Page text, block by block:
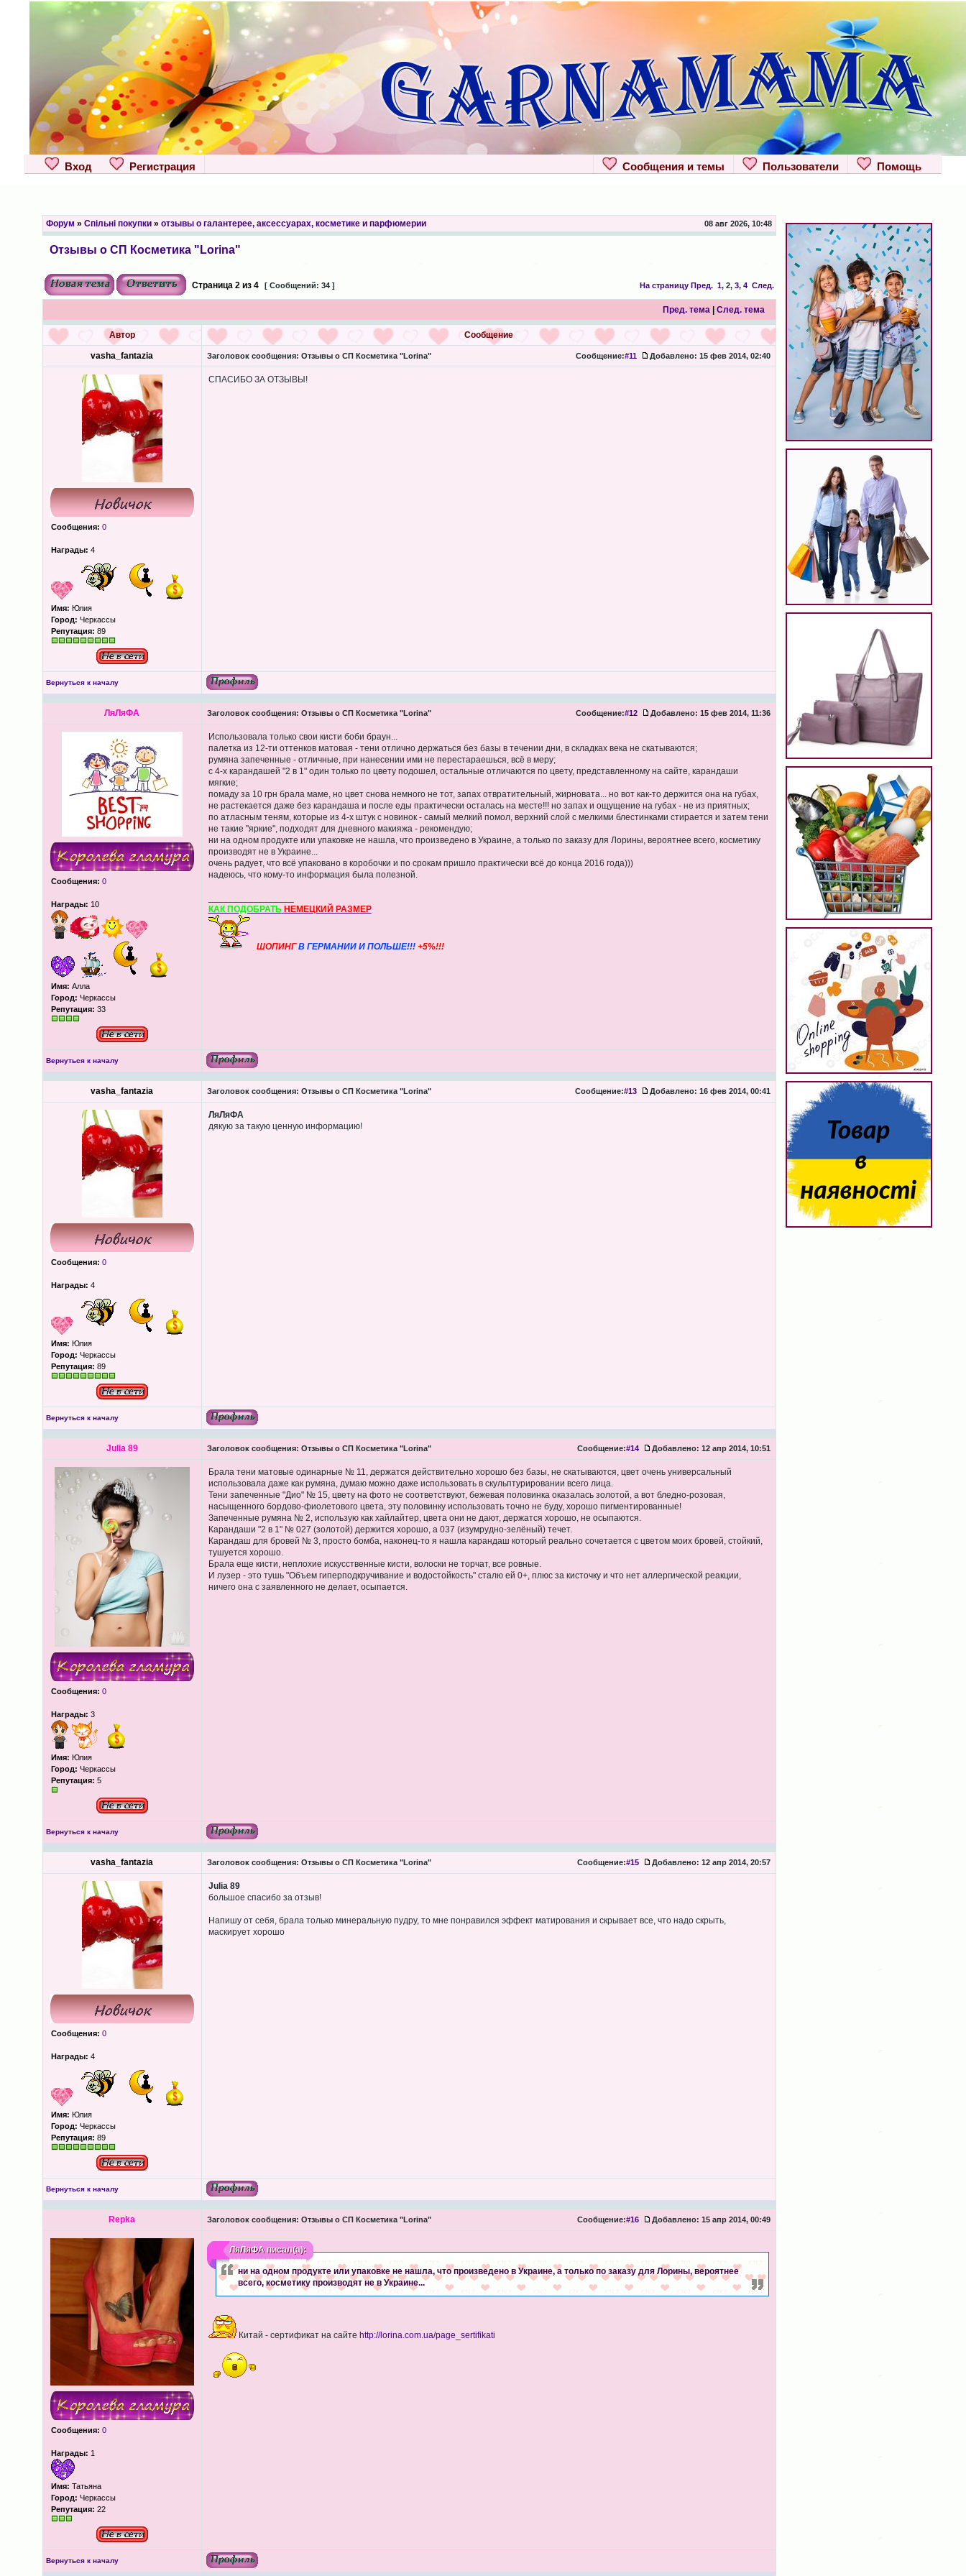
Вход Регистрация Помощь
Пользователи
Сообщения и темы
Форум » Спільні покупки» отзывы о галантерее, аксессуарах, косметике и парфюмерии 08 авг 2026, 10:48
Отзывы о СП Косметика "Lorina"
Страница 2из 4 [ Сообщений: 34 ] На страницу Пред. 1, 2, 3, 4 След.
Пред. тема| След. тема
Автор Сообщение
vasha_fantazia Заголовок сообщения: Отзывы о СП Косметика "Lorina" Сообщение:#11 Добавлено: 15 фев 2014, 02:40
Сообщения: 0
Награды: 4
Имя: Юлия
Город: Черкассы
Репутация: 89
СПАСИБО ЗА ОТЗЫВЫ!
Вернуться к началу
ЛяЛяФА Заголовок сообщения: Отзывы о СП Косметика "Lorina" Сообщение:#12 Добавлено: 15 фев 2014, 11:36
Сообщения: 0
Награды: 10
Имя: Алла
Город: Черкассы
Репутация: 33
Использовала только свои кисти боби браун...
палетка из 12-ти оттенков матовая - тени отлично держаться без базы в течении дни, в складках века не скатываются;
румяна запеченные - отличные, при нанесении ими не перестараешься, всё в меру;
с 4-х карандашей "2 в 1" один только по цвету подошел, остальные отличаются по цвету, представленному на сайте, карандаши
мягкие;
помаду за 10 грн брала маме, но цвет снова немного не тот, запах отвратительный, жирновата... но вот как-то держится она на губах,
не растекается даже без карандаша и после еды практически осталась на месте!!! но запах и ощущение на губах - не из приятных;
по атласным теням, которые из 4-х штук с новинок - самый мелкий помол, верхний слой с мелкими блестинками стирается и затем тени
не такие "яркие", подходят для дневного макияжа - рекомендую;
ни на одном продукте или упаковке не нашла, что произведено в Украине, а только по заказу для Лорины, вероятнее всего, косметику
производят не в Украине...
очень радует, что всё упаковано в коробочки и по срокам пришло практически всё до конца 2016 года)))
надеюсь, что кому-то информация была полезной.
КАК ПОДОБРАТЬ НЕМЕЦКИЙ РАЗМЕР
ШОПИНГВ ГЕРМАНИИ И ПОЛЬШЕ!!! +5%!!!
Вернуться к началу
vasha_fantazia Заголовок сообщения: Отзывы о СП Косметика "Lorina" Сообщение:#13 Добавлено: 16 фев 2014, 00:41
Сообщения: 0
Награды: 4
Имя: Юлия
Город: Черкассы
Репутация: 89
ЛяЛяФА
дякую за такую ценную информацию!
Вернуться к началу
Julia 89 Заголовок сообщения: Отзывы о СП Косметика "Lorina" Сообщение:#14 Добавлено: 12 апр 2014, 10:51
Сообщения: 0
Награды: 3
Имя: Юлия
Город: Черкассы
Репутация: 5
Брала тени матовые одинарные № 11, держатся действительно хорошо без базы, не скатываются, цвет очень универсальный
использовала даже как румяна, думаю можно даже использовать в скульптурировании всего лица.
Тени запеченные "Дио" № 15, цвету на фото не соответствуют, бежевая половинка оказалась золотой, а вот бледно-розовая,
насыщенного бордово-фиолетового цвета, эту половинку использовать точно не буду, хорошо пигментированные!
Запеченные румяна № 2, использую как хайлайтер, цвета они не дают, держатся хорошо, не осыпаются.
Карандаши "2 в 1" № 027 (золотой) держится хорошо, а 037 (изумрудно-зелёный) течет.
Карандаш для бровей № 3, просто бомба, наконец-то я нашла карандаш который реально сочетается с цветом моих бровей, стойкий,
тушуется хорошо.
Брала еще кисти, неплохие искусственные кисти, волоски не торчат, все ровные.
И лузер - это тушь "Объем гиперподкручивание и водостойкость" сталю ей 0+, плюс за кисточку и что нет аллергической реакции,
ничего она с заявленного не делает, осыпается.
Вернуться к началу
vasha_fantazia Заголовок сообщения: Отзывы о СП Косметика "Lorina" Сообщение:#15 Добавлено: 12 апр 2014, 20:57
Сообщения: 0
Награды: 4
Имя: Юлия
Город: Черкассы
Репутация: 89
Julia 89
большое спасибо за отзыв!
Напишу от себя, брала только минеральную пудру, то мне понравился эффект матирования и скрывает все, что надо скрыть,
маскирует хорошо
Вернуться к началу
Repka Заголовок сообщения: Отзывы о СП Косметика "Lorina" Сообщение:#16 Добавлено: 15 апр 2014, 00:49
Сообщения: 0
Награды: 1
Имя: Татьяна
Город: Черкассы
Репутация: 22
ЛяЛяФАписал(а):
ни на одном продукте или упаковке не нашла, что произведено в Украине, а только по заказу для Лорины, вероятнее
всего, косметику производят не в Украине...
Китай - сертификат на сайте http://lorina.com.ua/page_sertifikati
Вернуться к началу